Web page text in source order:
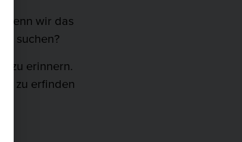
wir das
suchen?
zu erinnern.
zu erfinden